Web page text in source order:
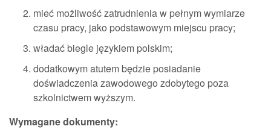
mieć możliwość zatrudnienia w pełnym wymiarze
czasu pracy, jako podstawowym miejscu pracy;
władać biegle językiem polskim;
dodatkowym atutem będzie posiadanie
doświadczenia zawodowego zdobytego poza
szkolnictwem wyższym.
Wymagane dokumenty: